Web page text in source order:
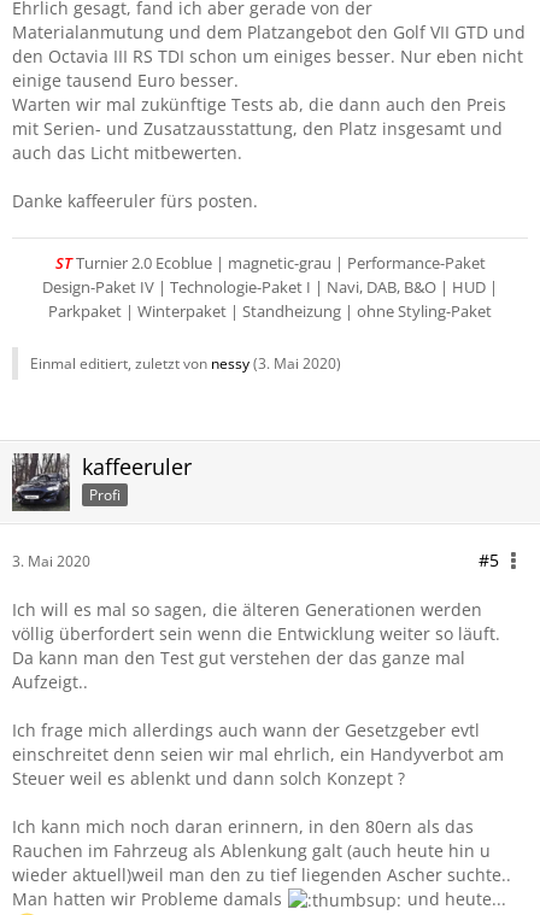
Ehrlich gesagt, fand ich aber gerade von der
Materialanmutung und dem Platzangebot den Golf VII GTD und
den Octavia III RS TDI schon um einiges besser. Nur eben nicht
einige tausend Euro besser.
Warten wir mal zukünftige Tests ab, die dann auch den Preis
mit Serien- und Zusatzausstattung, den Platz insgesamt und
auch das Licht mitbewerten.
Danke kaffeeruler fürs posten.
STTurnier 2.0 Ecoblue | magnetic-grau | Performance-Paket
Design-Paket IV | Technologie-Paket I | Navi, DAB, B&O | HUD |
Parkpaket | Winterpaket | Standheizung | ohne Styling-Paket
Einmal editiert, zuletzt von nessy(3. Mai 2020)
kaffeeruler
Profi
3. Mai 2020 #5
Ich will es mal so sagen, die älteren Generationen werden
völlig überfordert sein wenn die Entwicklung weiter so läuft.
Da kann man den Test gut verstehen der das ganze mal
Aufzeigt..
Ich frage mich allerdings auch wann der Gesetzgeber evtl
einschreitet denn seien wir mal ehrlich, ein Handyverbot am
Steuer weil es ablenkt und dann solch Konzept ?
Ich kann mich noch daran erinnern, in den 80ern als das
Rauchen im Fahrzeug als Ablenkung galt (auch heute hin u
wieder aktuell)weil man den zu tief liegenden Ascher suchte..
Man hatten wir Probleme damals
und heute...